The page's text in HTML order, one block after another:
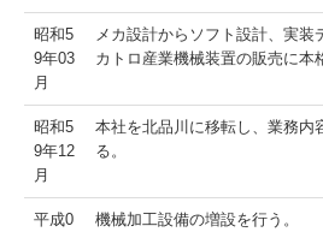
昭和5
9年03
月
メカ設計からソフト設計、実装
カトロ産業機械装置の販売に本
昭和5
9年12
月
本社を北品川に移転し、業務内
る。
平成0
機械加工設備の増設を行う。